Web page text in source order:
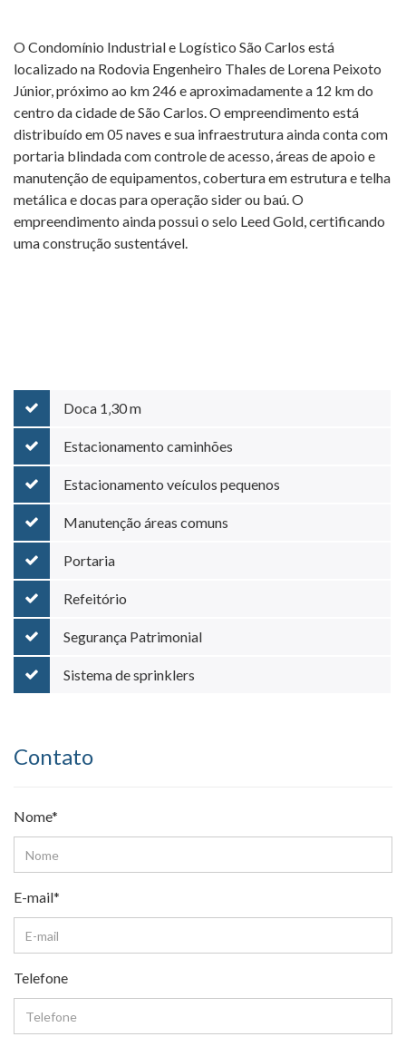
O Condomínio Industrial e Logístico São Carlos está
localizado na Rodovia Engenheiro Thales de Lorena Peixoto
Júnior, próximo ao km 246 e aproximadamente a 12 km do
centro da cidade de São Carlos. O empreendimento está
distribuído em 05 naves e sua infraestrutura ainda conta com
portaria blindada com controle de acesso, áreas de apoio e
manutenção de equipamentos, cobertura em estrutura e telha
metálica e docas para operação sider ou baú. O
empreendimento ainda possui o selo Leed Gold, certificando
uma construção sustentável.
Doca 1‚30 m
Estacionamento caminhões
Estacionamento veículos pequenos
Manutenção áreas comuns
Portaria
Refeitório
Segurança Patrimonial
Sistema de sprinklers
Contato
Nome*
E-mail*
Telefone